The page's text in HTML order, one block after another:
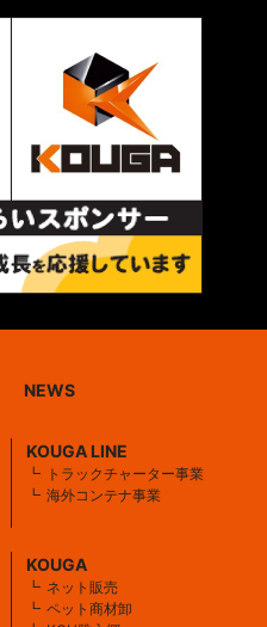
NEWS
KOUGA LINE
トラックチャーター事業
海外コンテナ事業
KOUGA
ネット販売
ペット商材卸